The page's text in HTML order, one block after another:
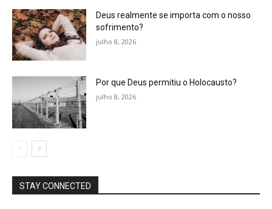
Deus realmente se importa com o nosso
sofrimento?
julho 8, 2026
Por que Deus permitiu o Holocausto?
julho 8, 2026
STAY CONNECTED